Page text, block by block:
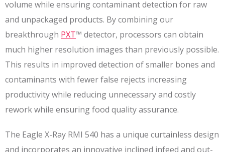
volume while ensuring contaminant detection for raw
and unpackaged products. By combining our
breakthrough PXT™ detector, processors can obtain
much higher resolution images than previously possible.
This results in improved detection of smaller bones and
contaminants with fewer false rejects increasing
productivity while reducing unnecessary and costly
rework while ensuring food quality assurance.
The Eagle X-Ray RMI 540 has a unique curtainless design
and incorporates an innovative inclined infeed and out-